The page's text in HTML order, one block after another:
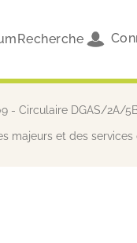
Recherche
- Circulaire DGAS/2A/
majeurs et des services